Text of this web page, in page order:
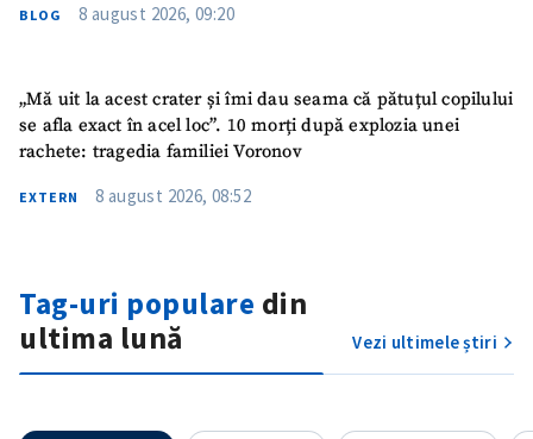
BLOG 8 august 2026, 09:20
„Mă uit la acest crater și îmi dau seama că pătuțul copilului
se afla exact în acel loc”. 10 morți după explozia unei
rachete: tragedia familiei Voronov
EXTERN 8 august 2026, 08:52
Tag-uri populare din
ultima lună
Vezi ultimele știri